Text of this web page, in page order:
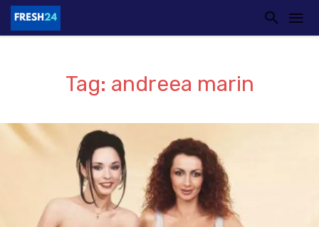
Tag: andreea marin